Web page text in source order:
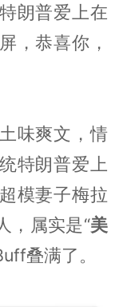
朗普爱上在
，恭喜你，
味爽文，情
特朗普爱上
模妻子梅拉
，属实是“美
叠满了。